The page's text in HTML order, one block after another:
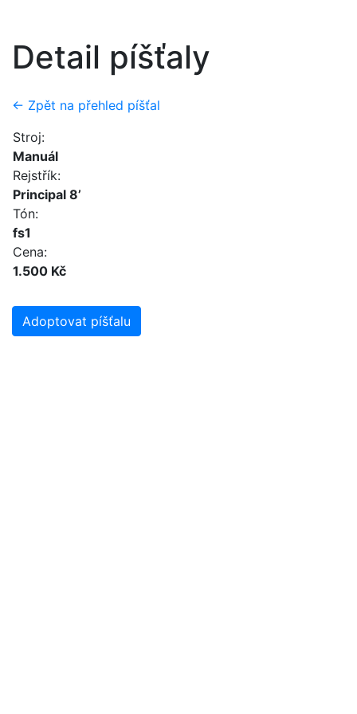
Detail píšťaly
← Zpět na přehled píšťal
Stroj:
Manuál
Rejstřík:
Principal 8’
Tón:
fs1
Cena:
1.500 Kč
Adoptovat píšťalu